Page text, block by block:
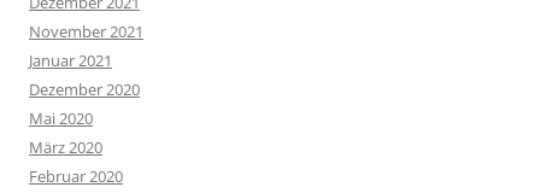
November 2021
Januar 2021
Dezember 2020
Mai 2020
März 2020
Februar 2020